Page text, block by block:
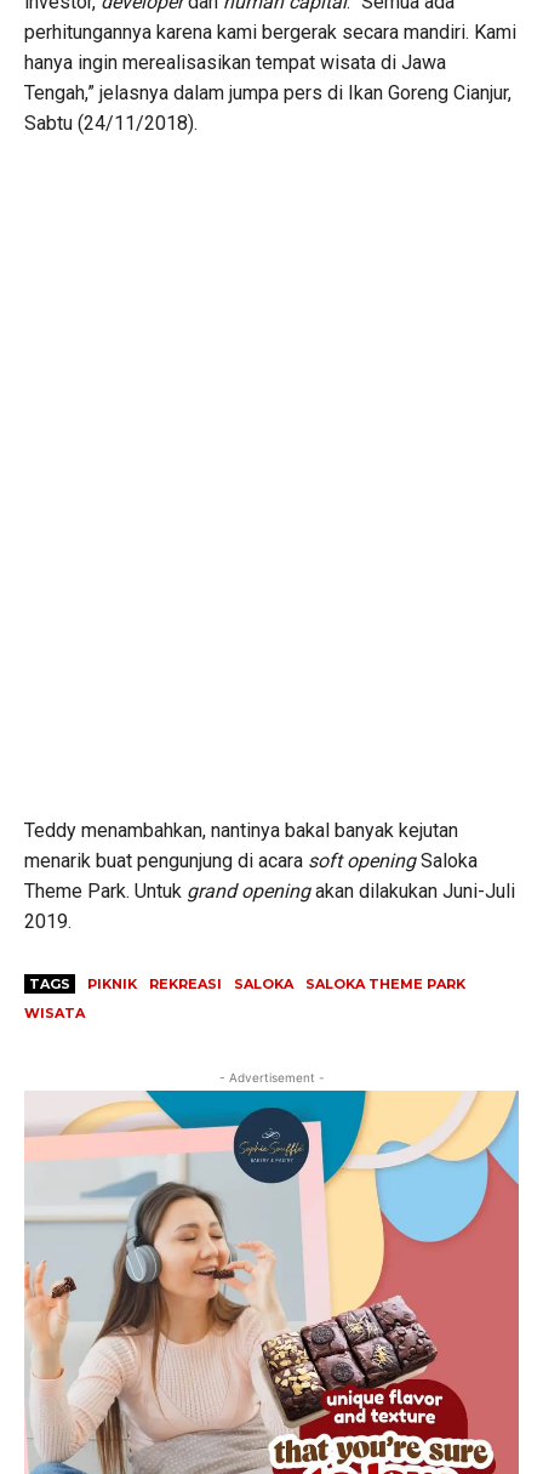
perhitungannya karena kami bergerak secara mandiri. Kami
hanya ingin merealisasikan tempat wisata di Jawa
Tengah,” jelasnya dalam jumpa pers di Ikan Goreng Cianjur,
Sabtu (24/11/2018).
Teddy menambahkan, nantinya bakal banyak kejutan
menarik buat pengunjung di acara soft openingSaloka
Theme Park. Untuk grand openingakan dilakukan Juni-Juli
2019.
TAGS PIKNIK REKREASI SALOKA
SALOKA THEME PARK
WISATA
- Advertisement -